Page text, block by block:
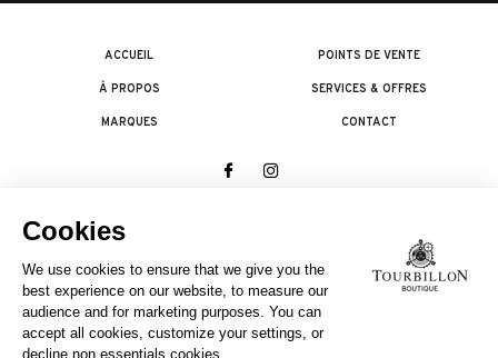
ACCUEIL
À PROPOS
MARQUES
POINTS DE VENTE
SERVICES & OFFRES
CONTACT
UNE ENTREPRISE DU